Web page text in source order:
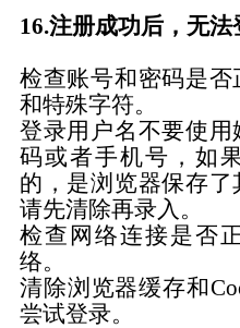
16.注册成功后，无
检查账号和密码是
和特殊字符。
登录用户名不要使
码或者手机号，如
的，是浏览器保存了
请先清除再录入。
检查网络连接是否
络。
清除浏览器缓存和
尝试登录。